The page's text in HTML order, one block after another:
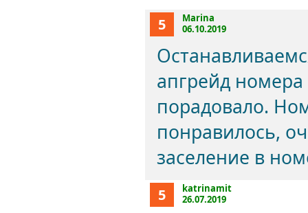
5
Marina
06.10.2019
апгрейд
порадовало.
понравилось,
заселение в
5
katrinamit
26.07.2019